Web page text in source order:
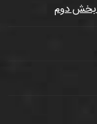
بخش دوم